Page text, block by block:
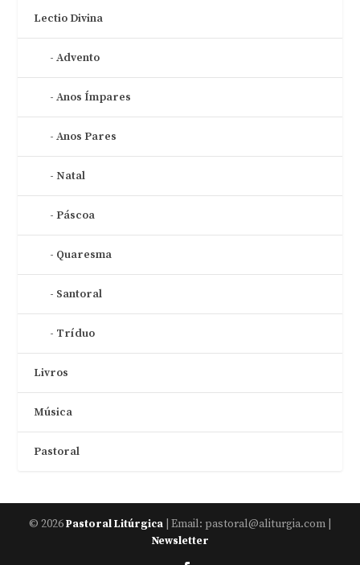
Lectio Divina
Advento
Anos Ímpares
Anos Pares
Natal
Páscoa
Quaresma
Santoral
Tríduo
Livros
Música
Pastoral
© 2026Pastoral Litúrgica | Email: pastoral@aliturgia.com |
Newsletter